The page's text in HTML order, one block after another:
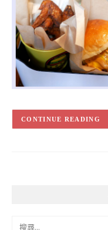
CONTINUE READING